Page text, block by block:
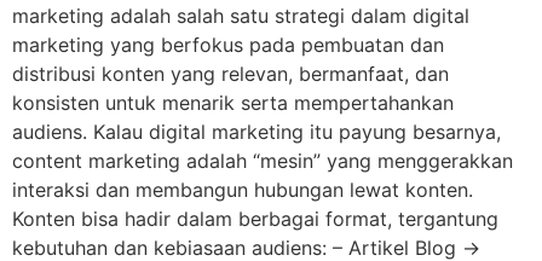
marketing adalah salah satu strategi dalam digital
marketing yang berfokus pada pembuatan dan
distribusi konten yang relevan, bermanfaat, dan
konsisten untuk menarik serta mempertahankan
audiens. Kalau digital marketing itu payung besarnya,
content marketing adalah “mesin” yang menggerakkan
interaksi dan membangun hubungan lewat konten.
Konten bisa hadir dalam berbagai format, tergantung
kebutuhan dan kebiasaan audiens: – Artikel Blog →